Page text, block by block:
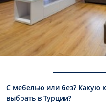
С мебелью или без? Какую
выбрать в Турции?